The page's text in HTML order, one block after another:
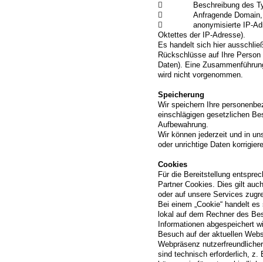
 Beschreibung des Typs
 Anfragende Domain,
 anonymisierte IP-
Oktettes der IP-Adresse).
Es handelt sich hier
Rückschlüsse auf Ihre
Daten). Eine
wird nicht vorgenommen.
Speicherung
Wir speichern Ihre
einschlägigen gesetzlichen
Aufbewahrung.
Wir können jederzeit und in
oder unrichtige Daten
Cookies
Für die Bereitstellung
Partner Cookies. Dies gilt
oder auf unsere Services
Bei einem „Cookie“ handelt
lokal auf dem Rechner des
Informationen abgespeichert
Besuch auf der aktuellen
Webpräsenz
sind technisch erforderlich, z.